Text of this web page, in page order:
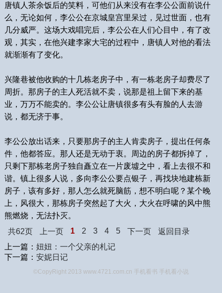
唐镇人茶余饭后的笑料，可他们从来没有在李公公面前说什
么，无论如何，李公公在京城皇宫里呆过，见过世面，也有
几分威严。这场大戏唱完后，李公公在人们心目中，有了改
观，其实，在他兴建李家大宅的过程中，唐镇人对他的看法
就渐渐有了变化。
兴隆巷被他收购的十几栋老房子中，有一栋老房子却费尽了
周折。那房子的主人死活就不卖，说那是祖上留下来的基
业，万万不能卖的。李公公让唐镇很多有头有脸的人去游
说，都无济于事。
李公公放出话来，只要那房子的主人肯卖房子，提出任何条
件，他都答应。那人还是无动于衷。周边的房子都拆掉了，
只剩下那栋老房子独自矗立在一片废墟之中，看上去很不和
谐。镇上很多人说，多向李公公要点银子，再找块地建栋新
房子，该有多好，那人怎么就死脑筋，想不明白呢？某个晚
上，风很大，那栋房子突然起了大火，大火在呼啸的风中熊
熊燃烧，无法扑灭。
共62页
上一页 1 2 3 4 5 下一页
返回目录
上一篇： 妞妞：一个父亲的札记
下一篇： 安妮日记
©CopyRight 2013 www.4721.com.cn 手机看书 手机看小说